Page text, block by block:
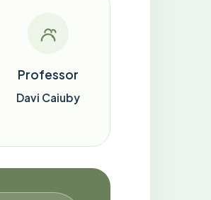
Professor
Davi Caiuby